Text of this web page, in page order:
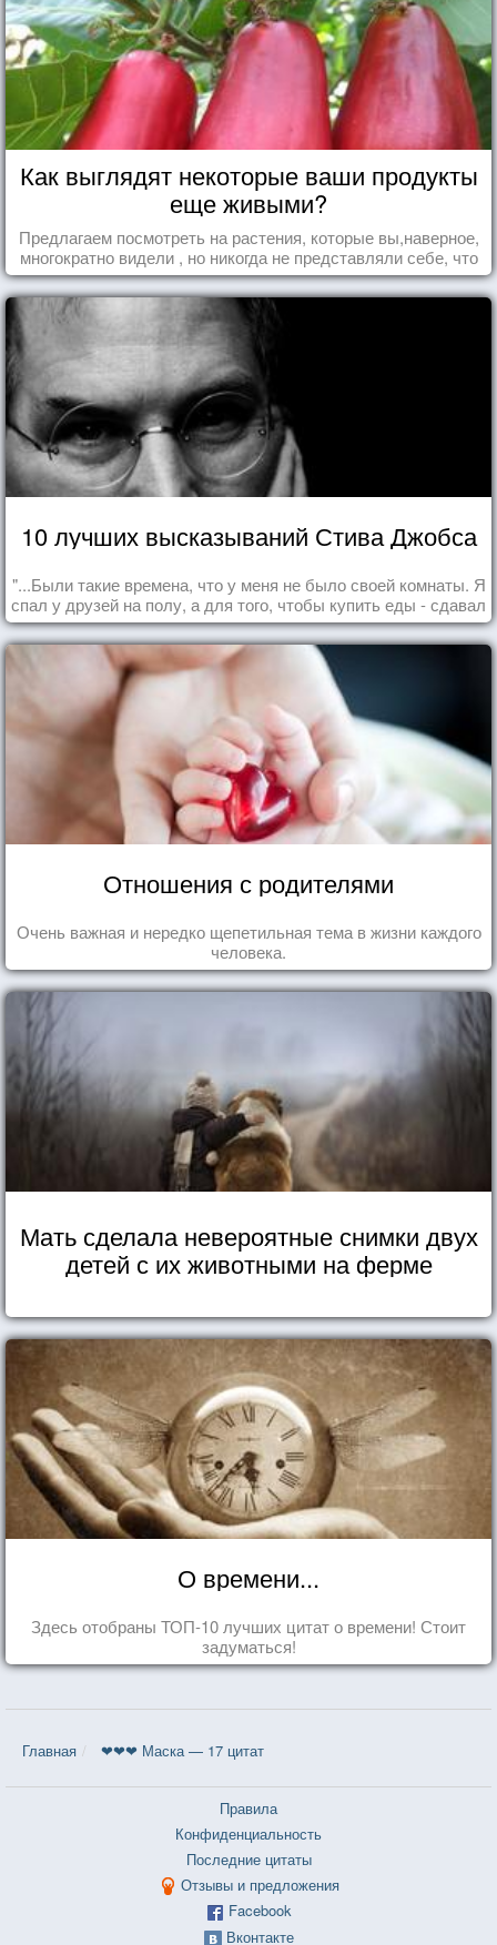
Как выглядят некоторые ваши продукты
еще живыми?
Предлагаем посмотреть на растения, которые вы,наверное,
многократно видели , но никогда не представляли себе, что
употребляете их в пищу.
10 лучших высказываний Стива Джобса
"...Были такие времена, что у меня не было своей комнаты. Я
спал у друзей на полу, а для того, чтобы купить еды - сдавал
бутылки из под кока-колы"
Отношения с родителями
Очень важная и нередко щепетильная тема в жизни каждого
человека.
Мать сделала невероятные снимки двух
детей с их животными на ферме
О времени...
Здесь отобраны ТОП-10 лучших цитат о времени! Стоит
задуматься!
Главная ❤❤❤ Маска — 17 цитат
Правила
Конфиденциальность
Последние цитаты
Отзывы и предложения
Facebook
Вконтакте